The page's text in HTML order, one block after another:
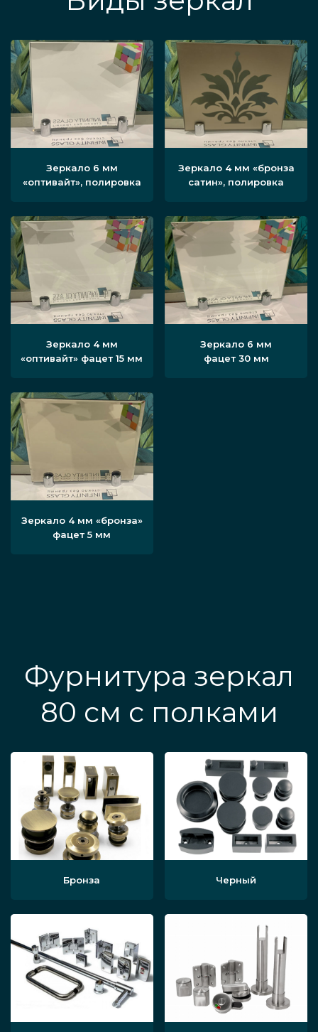
Зеркало 6 мм
«оптивайт», полировка
Зеркало 4 мм «бронза
сатин», полировка
Зеркало 4 мм
«оптивайт» фацет 15 мм
Зеркало 6 мм
фацет 30 мм
Зеркало 4 мм «бронза»
фацет 5 мм
Фурнитура зеркал
80 см с полками
Бронза Черный